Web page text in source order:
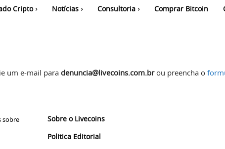
Cripto Notícias Consultoria Comprar Bitcoin
um e-mail para denuncia@livecoins.com.brou preencha o
sobre
Sobre o Livecoins
Politica Editorial